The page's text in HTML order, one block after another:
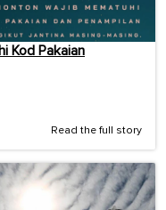
Kod Pakaian
Read the full story